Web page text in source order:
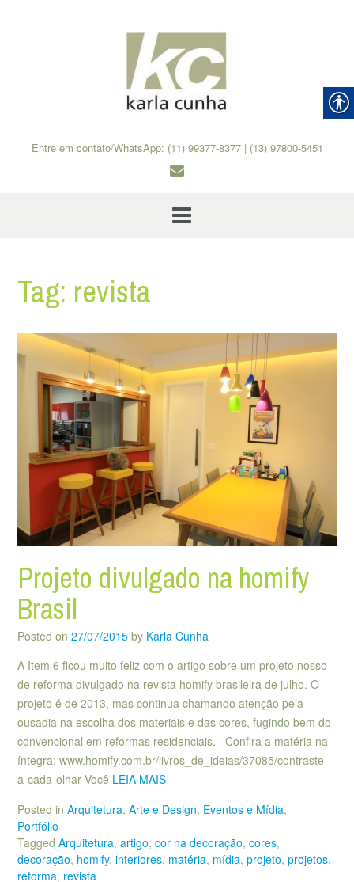
Entre em contato/WhatsApp: (11) 99377-8377 | (13) 97800-5451
Tag: revista
Projeto divulgado na homify
Brasil
Posted on 27/07/2015 by Karla Cunha
A Item 6 ficou muito feliz com o artigo sobre um projeto nosso
de reforma divulgado na revista homify brasileira de julho. O
projeto é de 2013, mas continua chamando atenção pela
ousadia na escolha dos materiais e das cores, fugindo bem do
convencional em reformas residenciais. Confira a matéria na
íntegra: www.homify.com.br/livros_de_ideias/37085/contraste-
a-cada-olhar Você LEIA MAIS
Posted in Arquitetura, Arte e Design, Eventos e Mídia,
Portfólio
Tagged Arquitetura, artigo, cor na decoração, cores,
decoração, homify, interiores, matéria, mídia, projeto, projetos,
reforma, revista